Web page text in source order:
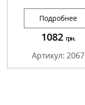
Подробнее
1082 грн.
Артикул: 2067